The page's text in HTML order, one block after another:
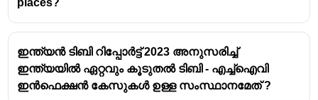
ഇന്ത്യൻ ടിബി റിപ്പോർട്ട് 2023 അനുസരിച്ച്
ഇന്ത്യയിൽ ഏറ്റവും കൂടുതൽ ടിബി - എച്ച്ഐവി
ഇൻഫെക്ഷൻ കേസുകൾ ഉള്ള സംസ്ഥാനമേത് ?